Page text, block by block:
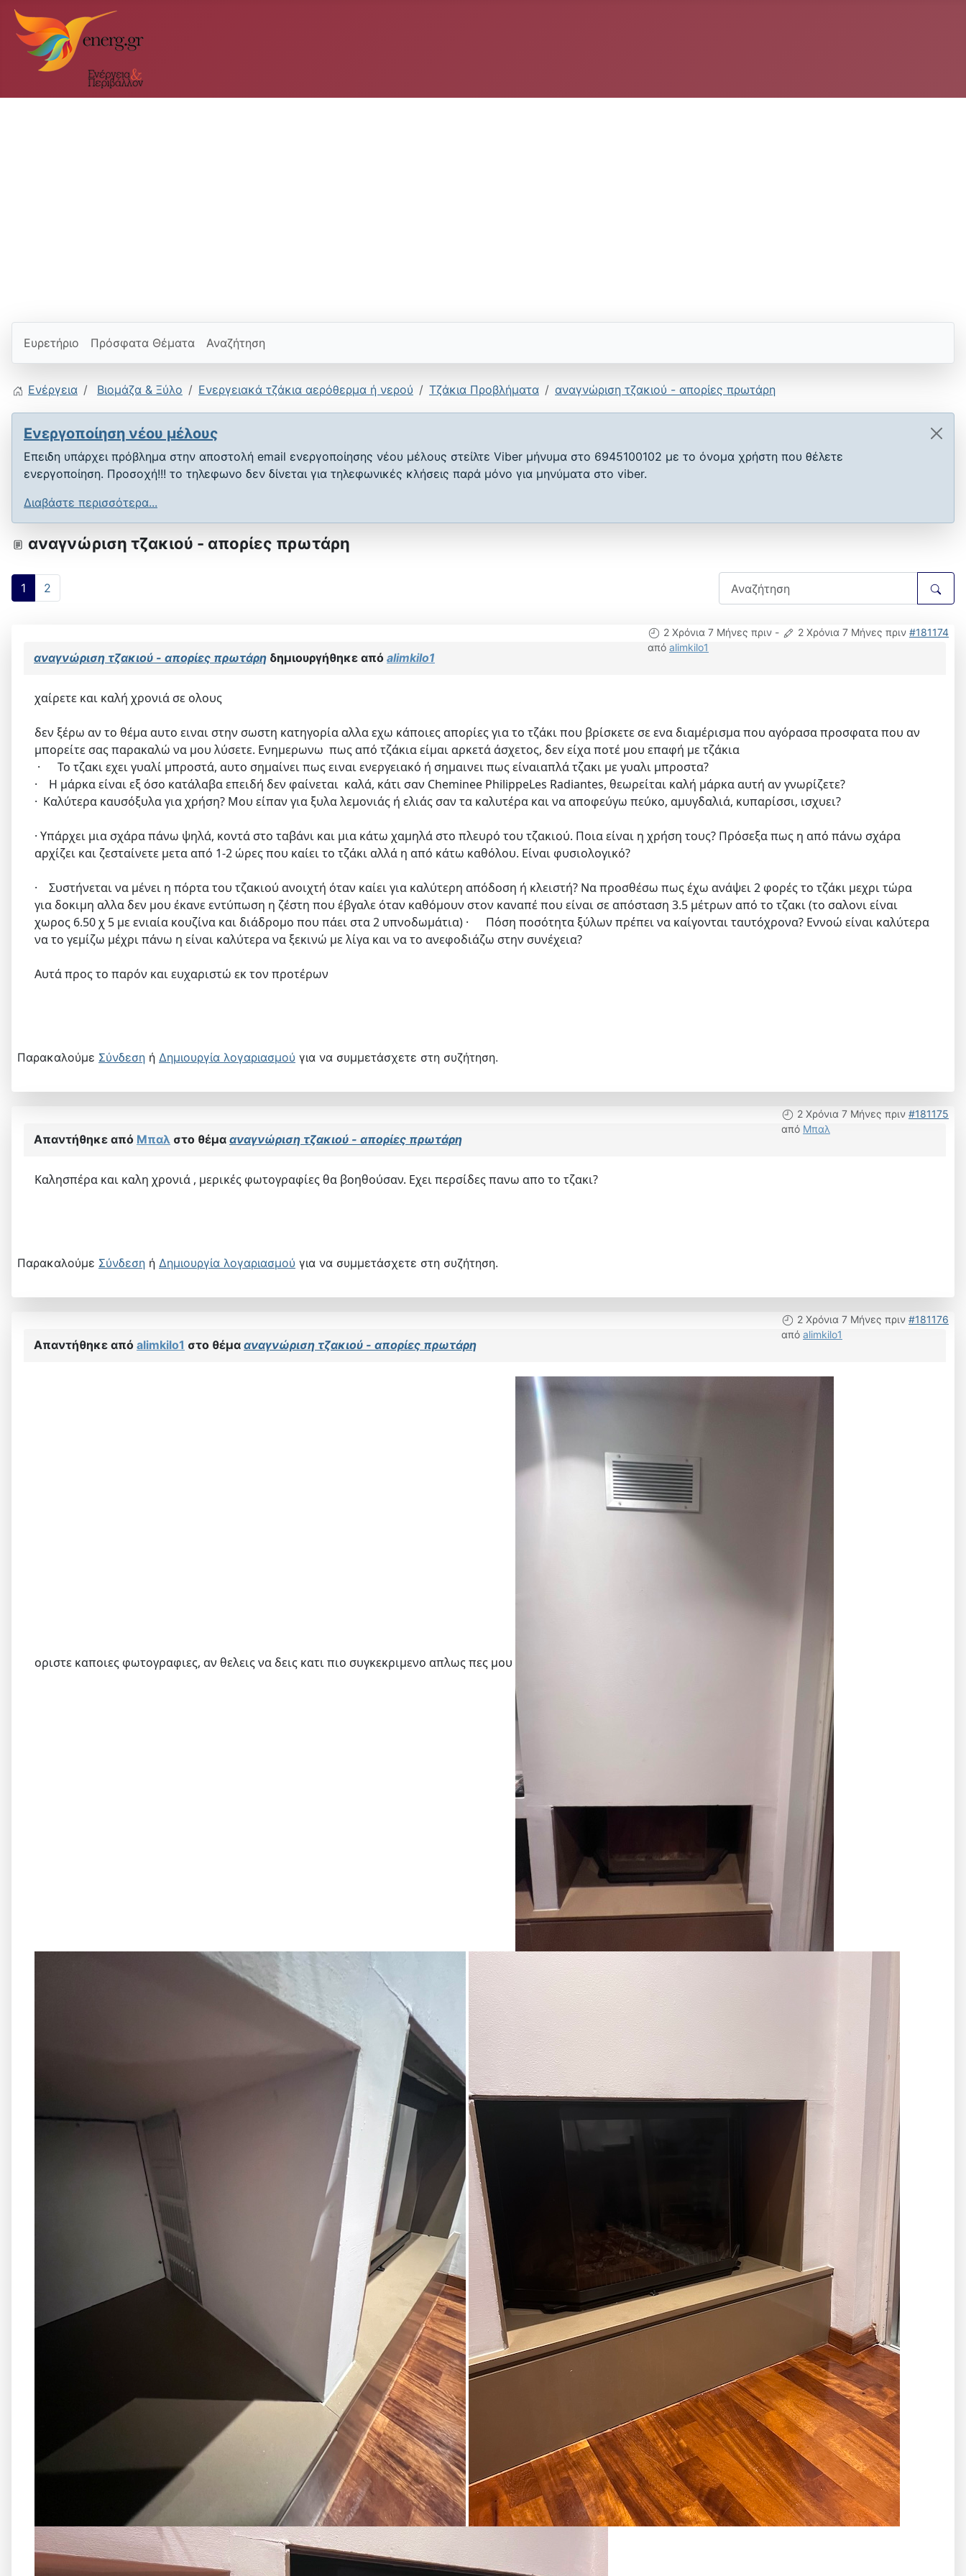
Ευρετήριο Πρόσφατα Θέματα Αναζήτηση
Ενέργεια Βιομάζα & Ξύλο Ενεργειακά τζάκια αερόθερμα ή νερού Τζάκια Προβλήματα αναγνώριση τζακιού - απορίες πρωτάρη
Ενεργοποίηση νέου μέλους
Επειδη υπάρχει πρόβλημα στην αποστολή email ενεργοποίησης νέου μέλους στείλτε Viber μήνυμα στο 6945100102 με το όνομα χρήστη που θέλετε
ενεργοποίηση. Προσοχή!!! το τηλεφωνο δεν δίνεται για τηλεφωνικές κλήσεις παρά μόνο για μηνύματα στο viber.
Διαβάστε περισσότερα...
αναγνώριση τζακιού - απορίες πρωτάρη
1 2
2 Χρόνια 7 Μήνες πριν - 2 Χρόνια 7 Μήνες πριν #181174
από alimkilo1
αναγνώριση τζακιού - απορίες πρωτάρη δημιουργήθηκε από alimkilo1
χαίρετε και καλή χρονιά σε ολους
δεν ξέρω αν το θέμα αυτο ειναι στην σωστη κατηγορία αλλα εχω κάποιες απορίες για το τζάκι που βρίσκετε σε ενα διαμέρισμα που αγόρασα προσφατα που αν
μπορείτε σας παρακαλώ να μου λύσετε. Ενημερωνω πως από τζάκια είμαι αρκετά άσχετος, δεν είχα ποτέ μου επαφή με τζάκια
· Το τζακι εχει γυαλί μπροστά, αυτο σημαίνει πως ειναι ενεργειακό ή σημαινει πως είναιαπλά τζακι με γυαλι μπροστα?
· Η μάρκα είναι εξ όσο κατάλαβα επειδή δεν φαίνεται καλά, κάτι σαν Cheminee PhilippeLes Radiantes, θεωρείται καλή μάρκα αυτή αν γνωρίζετε?
· Καλύτερα καυσόξυλα για χρήση? Μου είπαν για ξυλα λεμονιάς ή ελιάς σαν τα καλυτέρα και να αποφεύγω πεύκο, αμυγδαλιά, κυπαρίσσι, ισχυει?
· Υπάρχει μια σχάρα πάνω ψηλά, κοντά στο ταβάνι και μια κάτω χαμηλά στο πλευρό του τζακιού. Ποια είναι η χρήση τους? Πρόσεξα πως η από πάνω σχάρα
αρχίζει και ζεσταίνετε μετα από 1-2 ώρες που καίει το τζάκι αλλά η από κάτω καθόλου. Είναι φυσιολογικό?
· Συστήνεται να μένει η πόρτα του τζακιού ανοιχτή όταν καίει για καλύτερη απόδοση ή κλειστή? Να προσθέσω πως έχω ανάψει 2 φορές το τζάκι μεχρι τώρα
για δοκιμη αλλα δεν μου έκανε εντύπωση η ζέστη που έβγαλε όταν καθόμουν στον καναπέ που είναι σε απόσταση 3.5 μέτρων από το τζακι (το σαλονι είναι
χωρος 6.50 χ 5 με ενιαία κουζίνα και διάδρομο που πάει στα 2 υπνοδωμάτια) · Πόση ποσότητα ξύλων πρέπει να καίγονται ταυτόχρονα? Εννοώ είναι καλύτερα
να το γεμίζω μέχρι πάνω η είναι καλύτερα να ξεκινώ με λίγα και να το ανεφοδιάζω στην συνέχεια?
Αυτά προς το παρόν και ευχαριστώ εκ τον προτέρων
Παρακαλούμε Σύνδεση ή Δημιουργία λογαριασμού για να συμμετάσχετε στη συζήτηση.
2 Χρόνια 7 Μήνες πριν #181175
από Μπαλ
Απαντήθηκε από Μπαλ στο θέμα αναγνώριση τζακιού - απορίες πρωτάρη
Καλησπέρα και καλη χρονιά , μερικές φωτογραφίες θα βοηθούσαν. Εχει περσίδες πανω απο το τζακι?
Παρακαλούμε Σύνδεση ή Δημιουργία λογαριασμού για να συμμετάσχετε στη συζήτηση.
2 Χρόνια 7 Μήνες πριν #181176
από alimkilo1
Απαντήθηκε από alimkilo1 στο θέμα αναγνώριση τζακιού - απορίες πρωτάρη
οριστε καποιες φωτογραφιες, αν θελεις να δεις κατι πιο συγκεκριμενο απλως πες μου